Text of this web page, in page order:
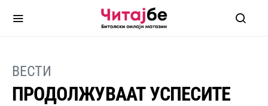
ВЕСТИ
ПРОДОЛЖУВААТ УСПЕСИТЕ